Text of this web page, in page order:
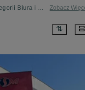
Dla Ciebie wszystko - Ruda Śląska - w kategorii Biura i Lokale Zobacz